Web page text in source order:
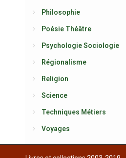
Philosophie
Poésie Théâtre
Psychologie Sociologie
Régionalisme
Religion
Science
Techniques Métiers
Voyages